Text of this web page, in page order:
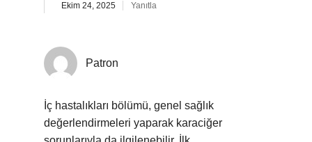
Ekim 24, 2025 Yanıtla
Patron
İç hastalıkları bölümü, genel sağlık
değerlendirmeleri yaparak karaciğer